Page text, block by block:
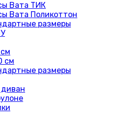
Вата ТИК
Вата Поликоттон
размеры
см
размеры